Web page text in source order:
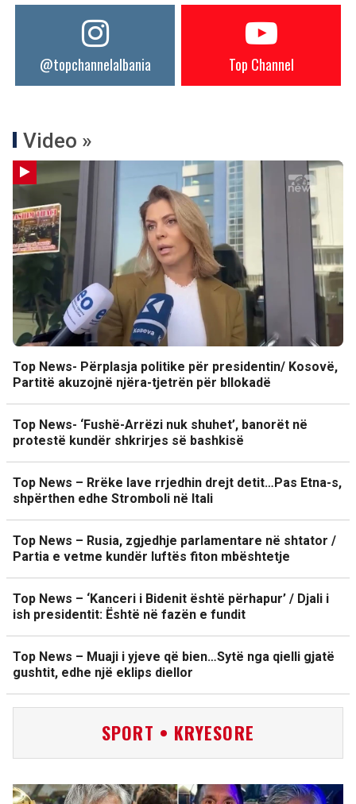
@topchannelalbania Top Channel
Video »
Top News- Përplasja politike për presidentin/ Kosovë,
Partitë akuzojnë njëra-tjetrën për bllokadë
Top News- ‘Fushë-Arrëzi nuk shuhet’, banorët në
protestë kundër shkrirjes së bashkisë
Top News – Rrëke lave rrjedhin drejt detit…Pas Etna-s,
shpërthen edhe Stromboli në Itali
Top News – Rusia, zgjedhje parlamentare në shtator /
Partia e vetme kundër luftës fiton mbështetje
Top News – ‘Kanceri i Bidenit është përhapur’ / Djali i
ish presidentit: Është në fazën e fundit
Top News – Muaji i yjeve që bien…Sytë nga qielli gjatë
gushtit, edhe një eklips diellor
SPORT • KRYESORE